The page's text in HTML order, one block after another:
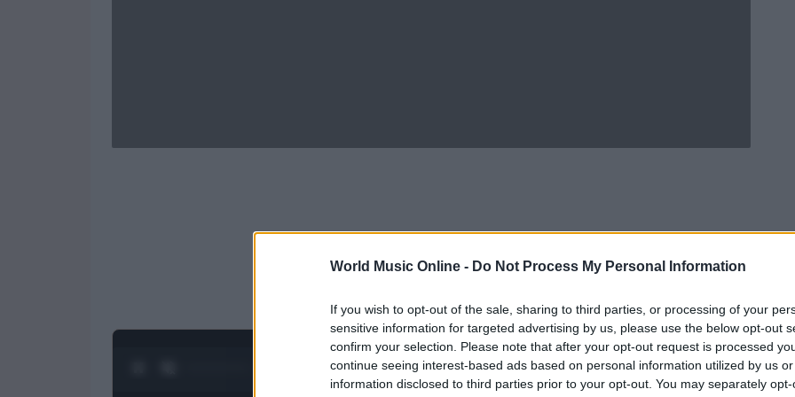
World Music Online - Do Not Process My Personal Information
If you wish to opt-out of the sale, sharing to third parties, or processing of your
sensitive information for targeted advertising by us, please use the below opt-out
confirm your selection. Please note that after your opt-out request is processed
continue seeing interest-based ads based on personal information utilized by us
information disclosed to third parties prior to your opt-out. You may separately
1/4 POWERED BYAdhubMedia